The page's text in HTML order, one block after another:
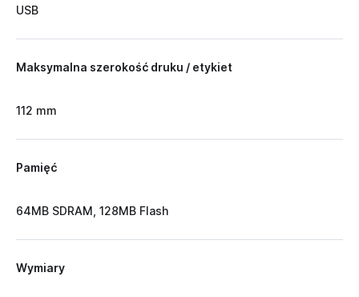
USB
Maksymalna szerokość druku / etykiet
112 mm
Pamięć
64MB SDRAM, 128MB Flash
Wymiary